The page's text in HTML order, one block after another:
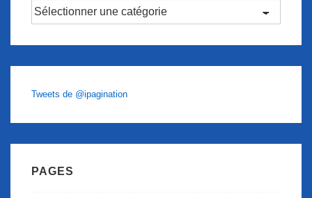
Catégories
Tweets de @ipagination
PAGES